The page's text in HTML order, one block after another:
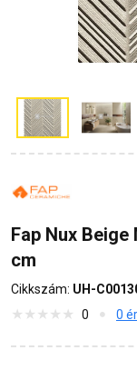
Fap Nux
cm
Cikkszám: UH-
0
0